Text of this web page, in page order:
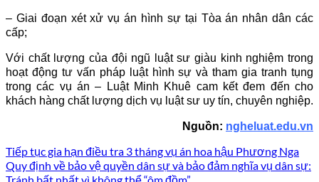
– Giai đoạn xét xử vụ án hình sự tại Tòa án nhân dân các
cấp;
Với chất lượng của đội ngũ luật sư giàu kinh nghiệm trong
hoạt động tư vấn pháp luật hình sự và tham gia tranh tụng
trong các vụ án – Luật Minh Khuê cam kết đem đến cho
khách hàng chất lượng dịch vụ luật sư uy tín, chuyên nghiệp.
Nguồn: ngheluat.edu.vn
Tiếp tục gia hạn điều tra 3 tháng vụ án hoa hậu Phương Nga
Quy định về bảo vệ quyền dân sự và bảo đảm nghĩa vụ dân sự: